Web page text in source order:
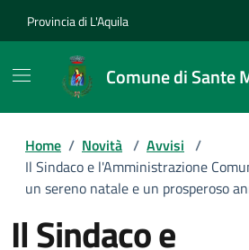
Provincia di L'Aquila
Comune di Sante
Home / Novità / Avvisi /
Il Sindaco e l'Amministrazione
un sereno natale e un prosperoso
Il Sindaco e